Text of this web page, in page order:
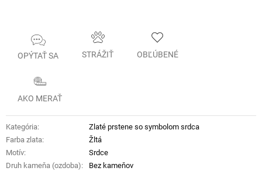
OPÝTAŤ SA STRÁŽIŤ OBĽÚBENÉ
AKO MERAŤ
Kategória:
Zlaté prstene so symbolom srdca
Farba zlata:
Žltá
Motív:
Srdce
Druh kameňa (ozdoba):
Bez kameňov